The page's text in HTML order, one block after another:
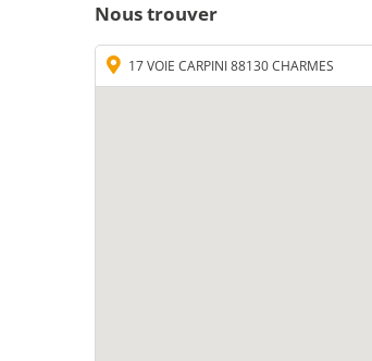
Nous trouver
17 VOIE CARPINI 88130 CHARMES